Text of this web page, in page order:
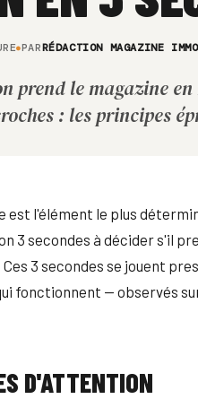
PARRÉDACTION MAGAZINE IMMO
prend le magazine
: les principes
est l'élément le plus
3 secondes à décider s'il
3 secondes se jouent
fonctionnent — observés
D'ATTENTION